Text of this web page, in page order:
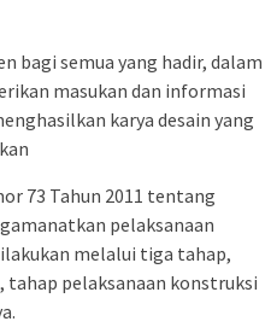
bagi semua yang hadir, dalam
masukan dan informasi
karya desain yang
73 Tahun 2011 tentang
pelaksanaan
melalui tiga tahap,
pelaksanaan konstruksi